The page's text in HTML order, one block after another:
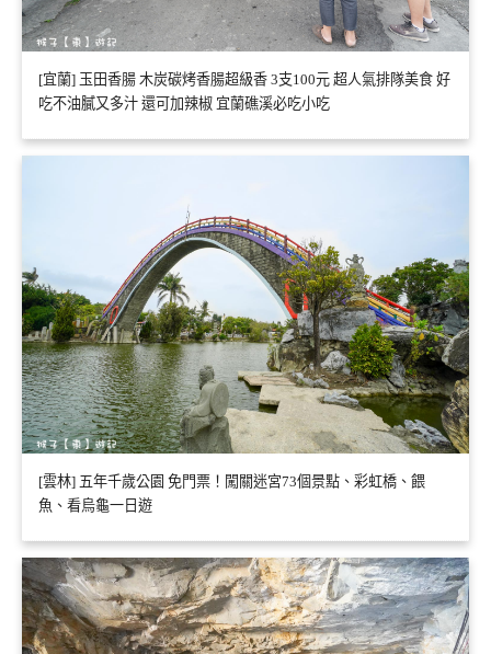
[宜蘭] 玉田香腸 木炭碳烤香腸超級香 3支100元 超人氣排隊美食 好
吃不油膩又多汁 還可加辣椒 宜蘭礁溪必吃小吃
[雲林] 五年千歲公園 免門票！闖關迷宮73個景點、彩虹橋、餵
魚、看烏龜一日遊